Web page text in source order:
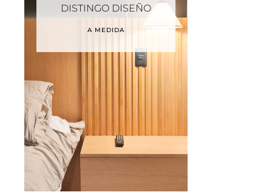
DISTINGO DISEÑO
A MEDIDA